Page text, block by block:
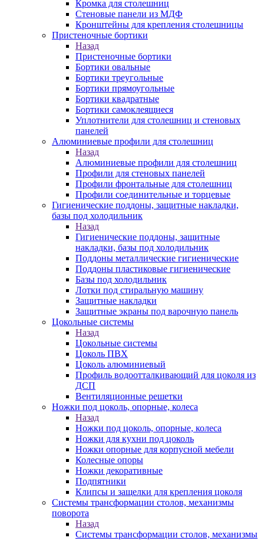
Кромка для столешниц
Стеновые панели из МДФ
Кронштейны для крепления столешницы
Пристеночные бортики
Назад
Пристеночные бортики
Бортики овальные
Бортики треугольные
Бортики прямоугольные
Бортики квадратные
Бортики самоклеящиеся
Уплотнители для столешниц и стеновых
панелей
Алюминиевые профили для столешниц
Назад
Алюминиевые профили для столешниц
Профили для стеновых панелей
Профили фронтальные для столешниц
Профили соединительные и торцевые
Гигиенические поддоны, защитные накладки,
базы под холодильник
Назад
Гигиенические поддоны, защитные
накладки, базы под холодильник
Поддоны металлические гигиенические
Поддоны пластиковые гигиенические
Базы под холодильник
Лотки под стиральную машину
Защитные накладки
Защитные экраны под варочную панель
Цокольные системы
Назад
Цокольные системы
Цоколь ПВХ
Цоколь алюминиевый
Профиль водоотталкивающий для цоколя из
ДСП
Вентиляционные решетки
Ножки под цоколь, опорные, колеса
Назад
Ножки под цоколь, опорные, колеса
Ножки для кухни под цоколь
Ножки опорные для корпусной мебели
Колесные опоры
Ножки декоративные
Подпятники
Клипсы и защелки для крепления цоколя
Системы трансформации столов, механизмы
поворота
Назад
Системы трансформации столов, механизмы